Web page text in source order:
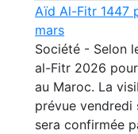
Aïd Al-Fitr 1447
mars
Société - Selon
al-Fitr 2026
au Maroc. La
prévue
sera confirmée